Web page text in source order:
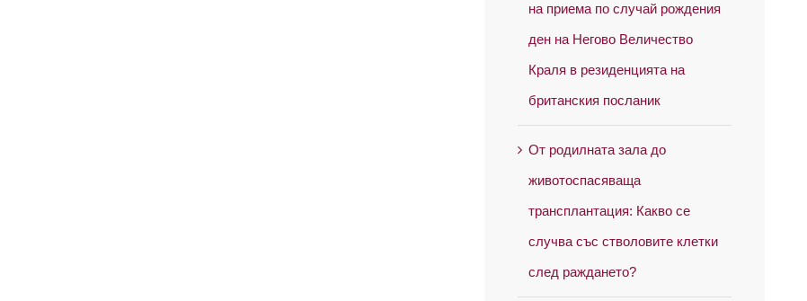
на приема по случай рождения
ден на Негово Величество
Краля в резиденцията на
британския посланик
От родилната зала до
животоспасяваща
трансплантация: Какво се
случва със стволовите клетки
след раждането?